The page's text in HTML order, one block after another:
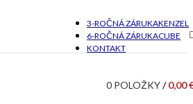
3-ROČNÁ ZÁRUKAKENZEL
6-ROČNÁ ZÁRUKACUBE
KONTAKT
0 POLOŽKY/ 0,00